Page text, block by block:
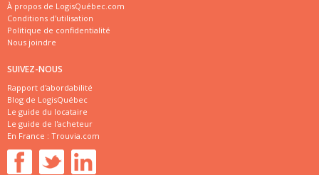
À propos de LogisQuébec.com
Conditions d'utilisation
Politique de confidentialité
Nous joindre
SUIVEZ-NOUS
Rapport d'abordabilité
Blog de LogisQuébec
Le guide du locataire
Le guide de l'acheteur
En France : Trouvia.com